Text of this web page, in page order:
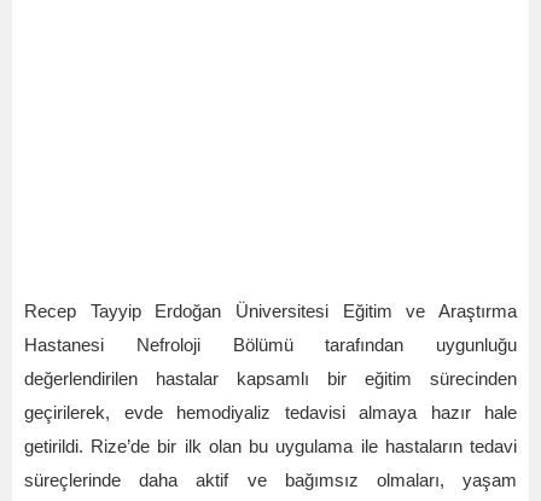
Recep Tayyip Erdoğan Üniversitesi Eğitim ve Araştırma
Hastanesi Nefroloji Bölümü tarafından uygunluğu
değerlendirilen hastalar kapsamlı bir eğitim sürecinden
geçirilerek, evde hemodiyaliz tedavisi almaya hazır hale
getirildi. Rize’de bir ilk olan bu uygulama ile hastaların tedavi
süreçlerinde daha aktif ve bağımsız olmaları, yaşam